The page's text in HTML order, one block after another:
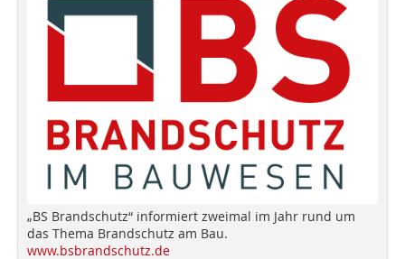
„BS Brandschutz“ informiert zweimal im Jahr rund um
das Thema Brandschutz am Bau.
www.bsbrandschutz.de